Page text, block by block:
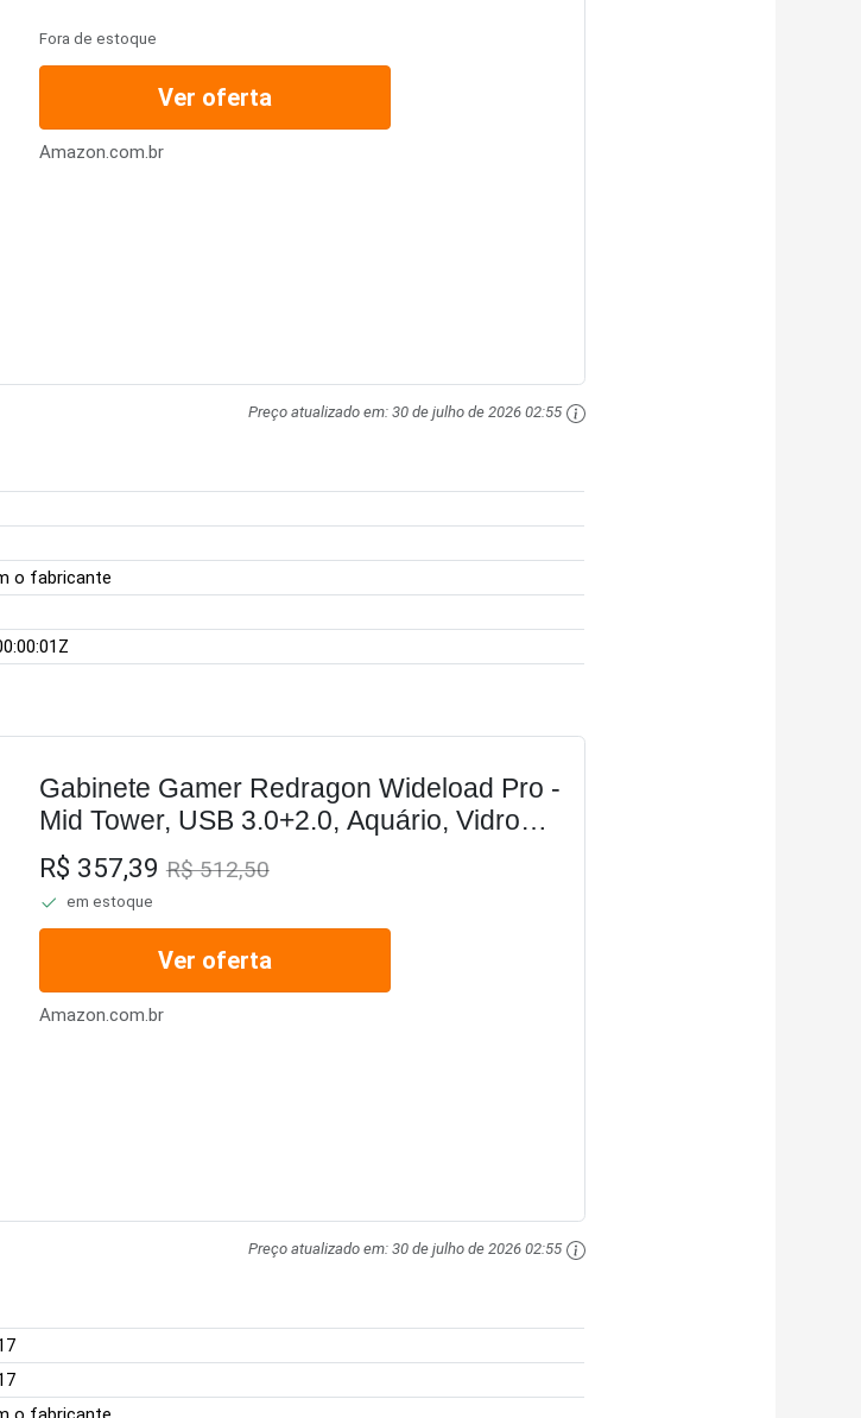
Fora de estoque
Ver oferta
Amazon.com.br
Preço atualizado em:30 de julho de 2026 02:55
o fabricante
Gabinete Gamer Redragon Wideload Pro -
Mid Tower, USB 3.0+2.0, Aquário, Vidro
Panorâmico
R$ 357,39 R$ 512,50
em estoque
Ver oferta
Amazon.com.br
Preço atualizado em:30 de julho de 2026 02:55